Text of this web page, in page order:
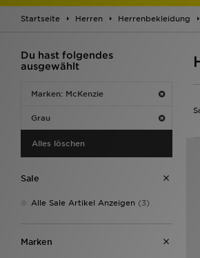
Startseite Herren Herrenbekleidung
Du hast folgendes
ausgewählt
Marken: McKenzie
Grau
Alles löschen
Sale
Alle Sale Artikel Anzeigen (3)
Marken